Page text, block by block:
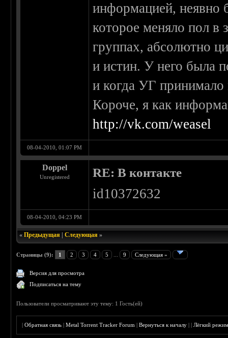
информацией, неявно
которое меняло пол в
группах, абсолютно
и истин. У него была
и когда УГ
Короче, я как
http://vk.com/weasel
08-04-2010, 01:07 PM
Doppel
Unregistered RE: В контакте
id10372632
08-04-2010, 04:23 PM
«Предыдущая |Следующая »
Страницы (9): 1 2 3 4 5 9 Следующая »
Версия для просмотра
Подписаться на тему
Пользователи просматривают эту тему: 1 Гость(ей)
|Обратная связь |Metal Torrent Tracker Forum |Вернуться к началу ||Лёгкий